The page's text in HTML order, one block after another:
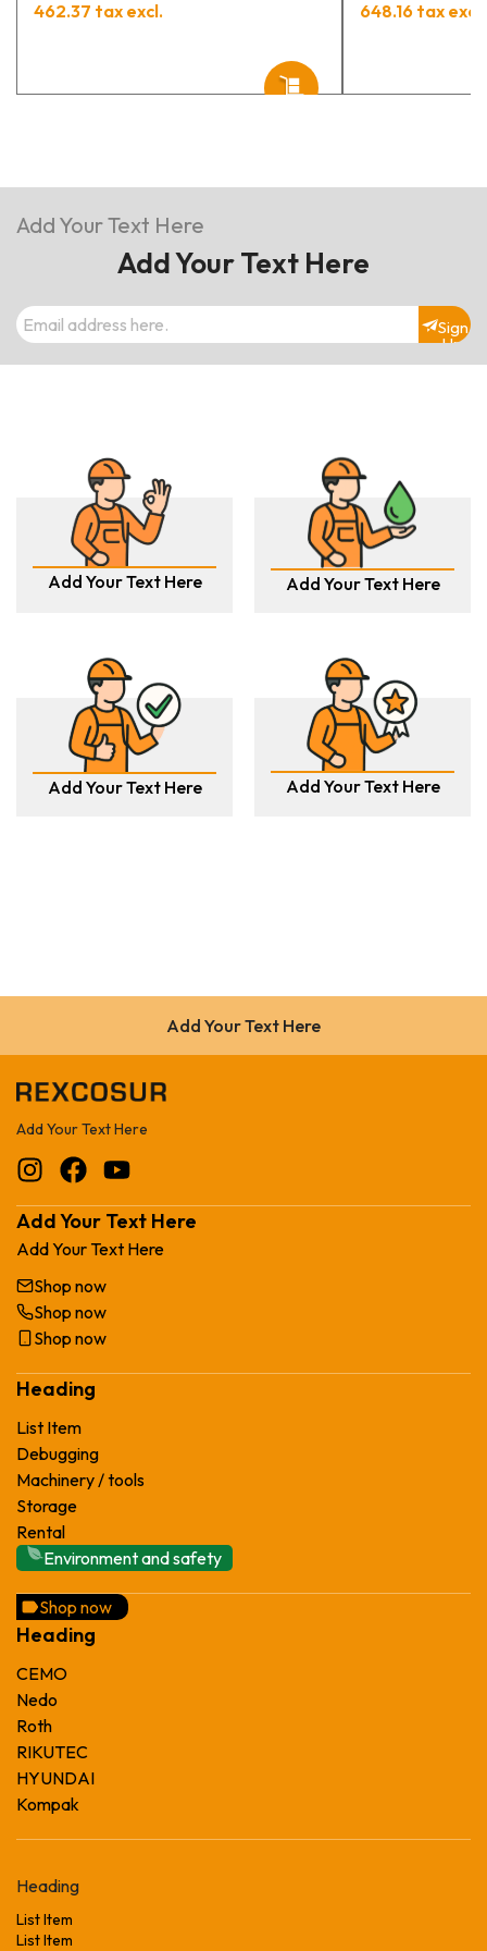
462.37 tax excl. 648.16 tax excl.
Add Your Text Here
Add Your Text Here
Sign
Up
Add Your Text Here Add Your Text Here
Add Your Text Here Add Your Text Here
Add Your Text Here
Add Your Text Here
Add Your Text Here
Add Your Text Here
Shop now
Shop now
Shop now
Heading
List Item
Debugging
Machinery / tools
Storage
Rental
Environment and safety
Shop now
Heading
CEMO
Nedo
Roth
RIKUTEC
HYUNDAI
Kompak
Heading
List Item
List Item